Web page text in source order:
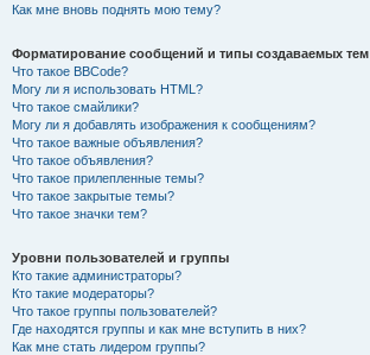
Как мне вновь поднять мою тему?
Форматирование сообщений и типы создаваемых тем
Что такое BBCode?
Могу ли я использовать HTML?
Что такое смайлики?
Могу ли я добавлять изображения к сообщениям?
Что такое важные объявления?
Что такое объявления?
Что такое прилепленные темы?
Что такое закрытые темы?
Что такое значки тем?
Уровни пользователей и группы
Кто такие администраторы?
Кто такие модераторы?
Что такое группы пользователей?
Где находятся группы и как мне вступить в них?
Как мне стать лидером группы?